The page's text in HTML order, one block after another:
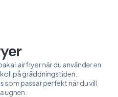
i airfryer när du använder en
på gräddningstiden.
som passar perfekt när du vill
ugnen.